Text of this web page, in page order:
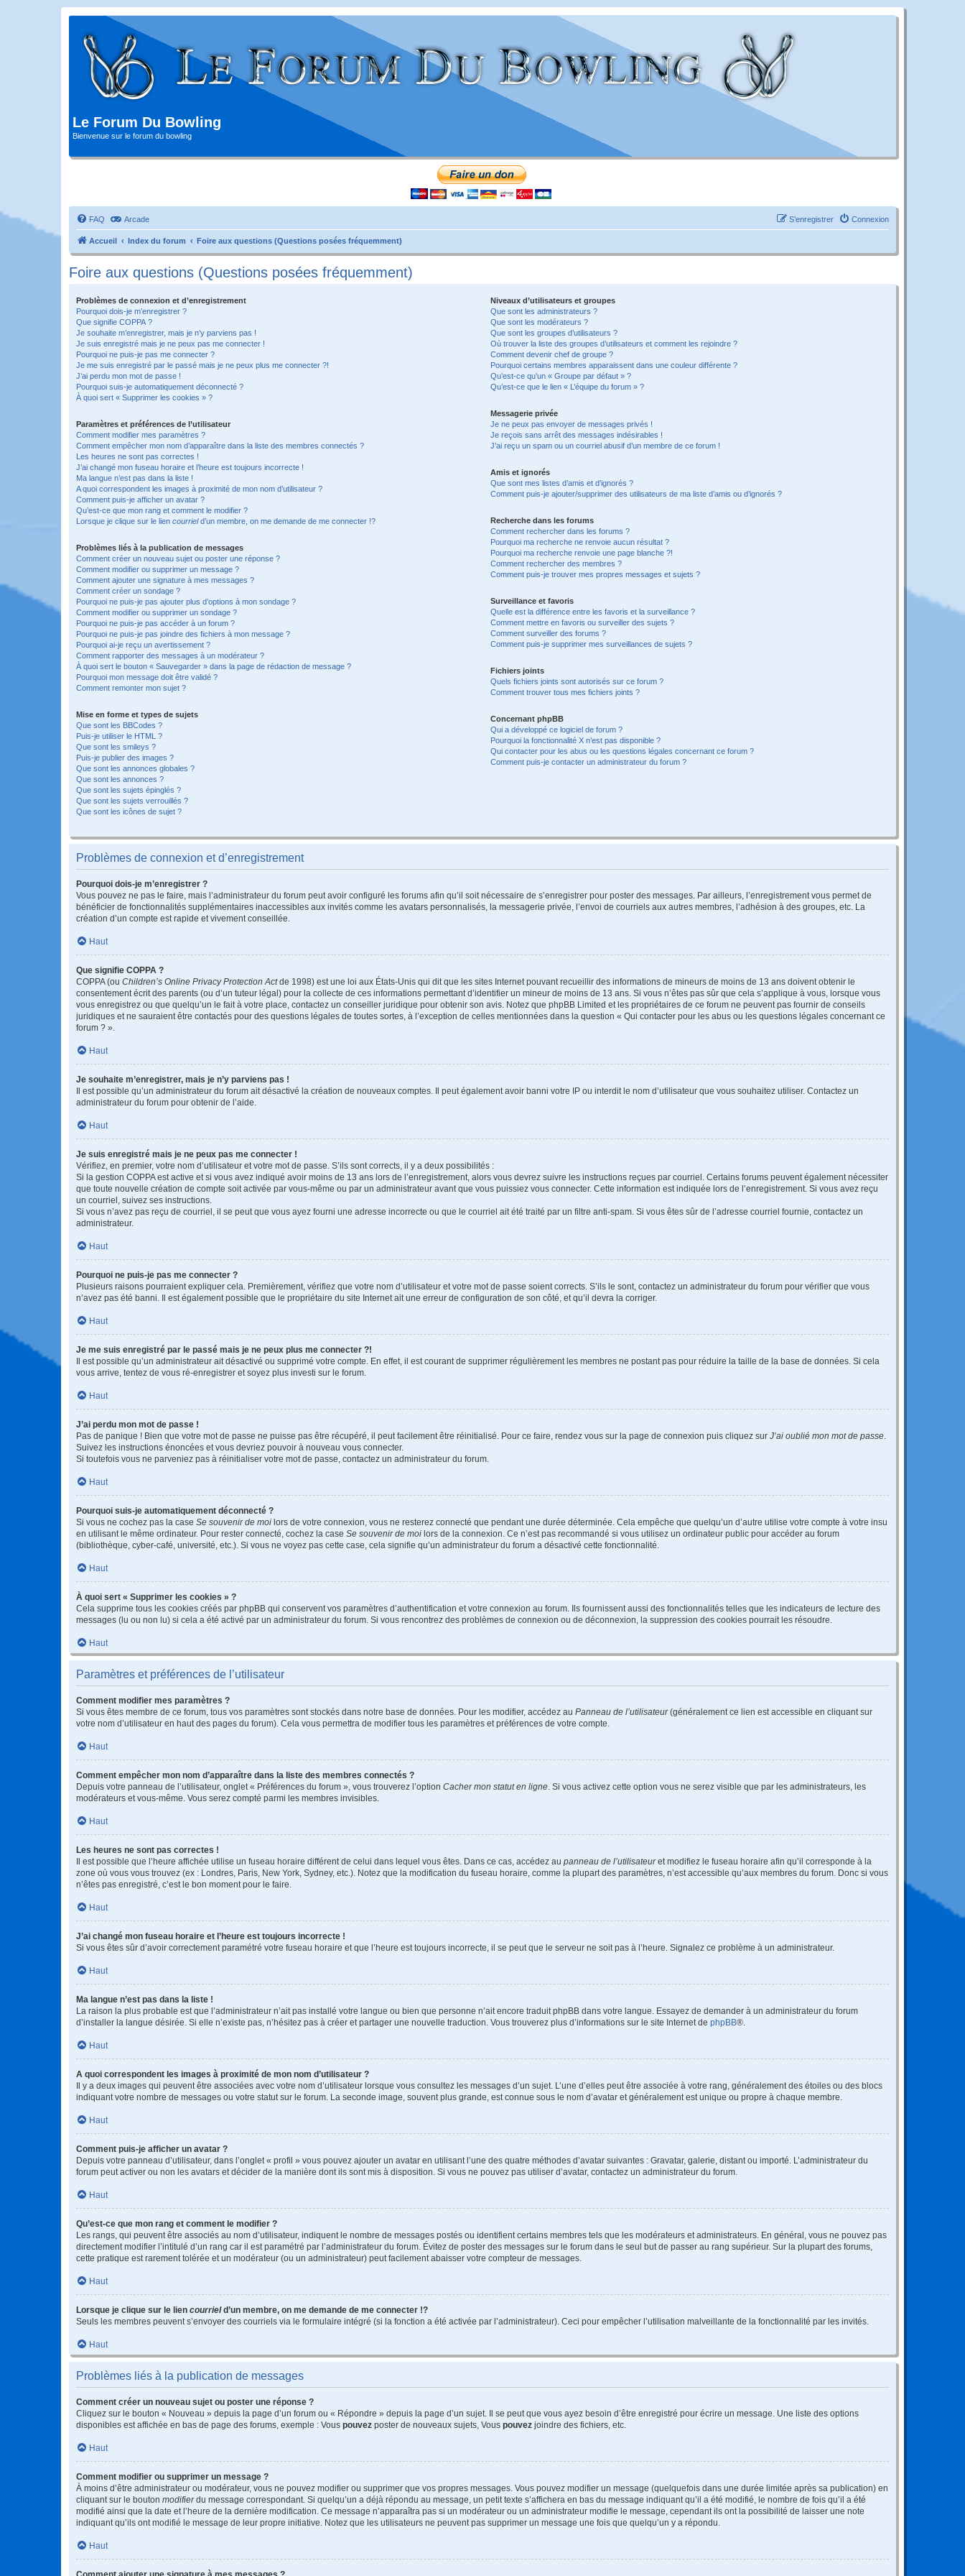
Le Forum Du Bowling
Bienvenue sur le forum du bowling
FAQ Arcade Connexion
S’enregistrer
Accueil Index du forum Foire aux questions (Questions posées fréquemment)
Foire aux questions (Questions posées fréquemment)
Problèmes de connexion et d’enregistrement
Pourquoi dois-je m’enregistrer ?
Que signifie COPPA ?
Je souhaite m’enregistrer, mais je n’y parviens pas !
Je suis enregistré mais je ne peux pas me connecter !
Pourquoi ne puis-je pas me connecter ?
Je me suis enregistré par le passé mais je ne peux plus me connecter ?!
J’ai perdu mon mot de passe !
Pourquoi suis-je automatiquement déconnecté ?
À quoi sert « Supprimer les cookies » ?
Paramètres et préférences de l’utilisateur
Comment modifier mes paramètres ?
Comment empêcher mon nom d’apparaître dans la liste des membres connectés ?
Les heures ne sont pas correctes !
J’ai changé mon fuseau horaire et l’heure est toujours incorrecte !
Ma langue n’est pas dans la liste !
A quoi correspondent les images à proximité de mon nom d’utilisateur ?
Comment puis-je afficher un avatar ?
Qu’est-ce que mon rang et comment le modifier ?
Lorsque je clique sur le lien courrield’un membre, on me demande de me connecter !?
Problèmes liés à la publication de messages
Comment créer un nouveau sujet ou poster une réponse ?
Comment modifier ou supprimer un message ?
Comment ajouter une signature à mes messages ?
Comment créer un sondage ?
Pourquoi ne puis-je pas ajouter plus d’options à mon sondage ?
Comment modifier ou supprimer un sondage ?
Pourquoi ne puis-je pas accéder à un forum ?
Pourquoi ne puis-je pas joindre des fichiers à mon message ?
Pourquoi ai-je reçu un avertissement ?
Comment rapporter des messages à un modérateur ?
À quoi sert le bouton « Sauvegarder » dans la page de rédaction de message ?
Pourquoi mon message doit être validé ?
Comment remonter mon sujet ?
Mise en forme et types de sujets
Que sont les BBCodes ?
Puis-je utiliser le HTML ?
Que sont les smileys ?
Puis-je publier des images ?
Que sont les annonces globales ?
Que sont les annonces ?
Que sont les sujets épinglés ?
Que sont les sujets verrouillés ?
Que sont les icônes de sujet ?
Niveaux d’utilisateurs et groupes
Que sont les administrateurs ?
Que sont les modérateurs ?
Que sont les groupes d’utilisateurs ?
Où trouver la liste des groupes d’utilisateurs et comment les rejoindre ?
Comment devenir chef de groupe ?
Pourquoi certains membres apparaissent dans une couleur différente ?
Qu’est-ce qu’un « Groupe par défaut » ?
Qu’est-ce que le lien « L’équipe du forum » ?
Messagerie privée
Je ne peux pas envoyer de messages privés !
Je reçois sans arrêt des messages indésirables !
J’ai reçu un spam ou un courriel abusif d’un membre de ce forum !
Amis et ignorés
Que sont mes listes d’amis et d’ignorés ?
Comment puis-je ajouter/supprimer des utilisateurs de ma liste d’amis ou d’ignorés ?
Recherche dans les forums
Comment rechercher dans les forums ?
Pourquoi ma recherche ne renvoie aucun résultat ?
Pourquoi ma recherche renvoie une page blanche ?!
Comment rechercher des membres ?
Comment puis-je trouver mes propres messages et sujets ?
Surveillance et favoris
Quelle est la différence entre les favoris et la surveillance ?
Comment mettre en favoris ou surveiller des sujets ?
Comment surveiller des forums ?
Comment puis-je supprimer mes surveillances de sujets ?
Fichiers joints
Quels fichiers joints sont autorisés sur ce forum ?
Comment trouver tous mes fichiers joints ?
Concernant phpBB
Qui a développé ce logiciel de forum ?
Pourquoi la fonctionnalité X n’est pas disponible ?
Qui contacter pour les abus ou les questions légales concernant ce forum ?
Comment puis-je contacter un administrateur du forum ?
Problèmes de connexion et d’enregistrement
Pourquoi dois-je m’enregistrer ?
Vous pouvez ne pas le faire, mais l’administrateur du forum peut avoir configuré les forums afin qu’il soit nécessaire de s’enregistrer pour poster des messages. Par ailleurs, l’enregistrement vous permet de
bénéficier de fonctionnalités supplémentaires inaccessibles aux invités comme les avatars personnalisés, la messagerie privée, l’envoi de courriels aux autres membres, l’adhésion à des groupes, etc. La
création d’un compte est rapide et vivement conseillée.
Haut
Que signifie COPPA ?
COPPA (ou Children’s Online Privacy Protection Actde 1998) est une loi aux États-Unis qui dit que les sites Internet pouvant recueillir des informations de mineurs de moins de 13 ans doivent obtenir le
consentement écrit des parents (ou d’un tuteur légal) pour la collecte de ces informations permettant d’identifier un mineur de moins de 13 ans. Si vous n’êtes pas sûr que cela s’applique à vous, lorsque vous
vous enregistrez ou que quelqu’un le fait à votre place, contactez un conseiller juridique pour obtenir son avis. Notez que phpBB Limited et les propriétaires de ce forum ne peuvent pas fournir de conseils
juridiques et ne sauraient être contactés pour des questions légales de toutes sortes, à l’exception de celles mentionnées dans la question « Qui contacter pour les abus ou les questions légales concernant ce
forum ? ».
Haut
Je souhaite m’enregistrer, mais je n’y parviens pas !
Il est possible qu’un administrateur du forum ait désactivé la création de nouveaux comptes. Il peut également avoir banni votre IP ou interdit le nom d’utilisateur que vous souhaitez utiliser. Contactez un
administrateur du forum pour obtenir de l’aide.
Haut
Je suis enregistré mais je ne peux pas me connecter !
Vérifiez, en premier, votre nom d’utilisateur et votre mot de passe. S’ils sont corrects, il y a deux possibilités :
Si la gestion COPPA est active et si vous avez indiqué avoir moins de 13 ans lors de l’enregistrement, alors vous devrez suivre les instructions reçues par courriel. Certains forums peuvent également nécessiter
que toute nouvelle création de compte soit activée par vous-même ou par un administrateur avant que vous puissiez vous connecter. Cette information est indiquée lors de l’enregistrement. Si vous avez reçu
un courriel, suivez ses instructions.
Si vous n’avez pas reçu de courriel, il se peut que vous ayez fourni une adresse incorrecte ou que le courriel ait été traité par un filtre anti-spam. Si vous êtes sûr de l’adresse courriel fournie, contactez un
administrateur.
Haut
Pourquoi ne puis-je pas me connecter ?
Plusieurs raisons pourraient expliquer cela. Premièrement, vérifiez que votre nom d’utilisateur et votre mot de passe soient corrects. S’ils le sont, contactez un administrateur du forum pour vérifier que vous
n’avez pas été banni. Il est également possible que le propriétaire du site Internet ait une erreur de configuration de son côté, et qu’il devra la corriger.
Haut
Je me suis enregistré par le passé mais je ne peux plus me connecter ?!
Il est possible qu’un administrateur ait désactivé ou supprimé votre compte. En effet, il est courant de supprimer régulièrement les membres ne postant pas pour réduire la taille de la base de données. Si cela
vous arrive, tentez de vous ré-enregistrer et soyez plus investi sur le forum.
Haut
J’ai perdu mon mot de passe !
Pas de panique ! Bien que votre mot de passe ne puisse pas être récupéré, il peut facilement être réinitialisé. Pour ce faire, rendez vous sur la page de connexion puis cliquez sur J’ai oublié mon mot de passe
Suivez les instructions énoncées et vous devriez pouvoir à nouveau vous connecter.
Si toutefois vous ne parveniez pas à réinitialiser votre mot de passe, contactez un administrateur du forum.
Haut
Pourquoi suis-je automatiquement déconnecté ?
Si vous ne cochez pas la case Se souvenir de moi lors de votre connexion, vous ne resterez connecté que pendant une durée déterminée. Cela empêche que quelqu’un d’autre utilise votre compte à votre insu
en utilisant le même ordinateur. Pour rester connecté, cochez la case Se souvenir de moi lors de la connexion. Ce n’est pas recommandé si vous utilisez un ordinateur public pour accéder au forum
(bibliothèque, cyber-café, université, etc.). Si vous ne voyez pas cette case, cela signifie qu’un administrateur du forum a désactivé cette fonctionnalité.
Haut
À quoi sert « Supprimer les cookies » ?
Cela supprime tous les cookies créés par phpBB qui conservent vos paramètres d’authentification et votre connexion au forum. Ils fournissent aussi des fonctionnalités telles que les indicateurs de lecture des
messages (lu ou non lu) si cela a été activé par un administrateur du forum. Si vous rencontrez des problèmes de connexion ou de déconnexion, la suppression des cookies pourrait les résoudre.
Haut
Paramètres et préférences de l’utilisateur
Comment modifier mes paramètres ?
Si vous êtes membre de ce forum, tous vos paramètres sont stockés dans notre base de données. Pour les modifier, accédez au Panneau de l’utilisateur(généralement ce lien est accessible en cliquant sur
votre nom d’utilisateur en haut des pages du forum). Cela vous permettra de modifier tous les paramètres et préférences de votre compte.
Haut
Comment empêcher mon nom d’apparaître dans la liste des membres connectés ?
Depuis votre panneau de l’utilisateur, onglet « Préférences du forum », vous trouverez l’option Cacher mon statut en ligne . Si vous activez cette option vous ne serez visible que par les administrateurs, les
modérateurs et vous-même. Vous serez compté parmi les membres invisibles.
Haut
Les heures ne sont pas correctes !
Il est possible que l’heure affichée utilise un fuseau horaire différent de celui dans lequel vous êtes. Dans ce cas, accédez au panneau de l’utilisateuret modifiez le fuseau horaire afin qu’il corresponde à la
zone où vous vous trouvez (ex : Londres, Paris, New York, Sydney, etc.). Notez que la modification du fuseau horaire, comme la plupart des paramètres, n’est accessible qu’aux membres du forum. Donc si vous
n’êtes pas enregistré, c’est le bon moment pour le faire.
Haut
J’ai changé mon fuseau horaire et l’heure est toujours incorrecte !
Si vous êtes sûr d’avoir correctement paramétré votre fuseau horaire et que l’heure est toujours incorrecte, il se peut que le serveur ne soit pas à l’heure. Signalez ce problème à un administrateur.
Haut
Ma langue n’est pas dans la liste !
La raison la plus probable est que l’administrateur n’ait pas installé votre langue ou bien que personne n’ait encore traduit phpBB dans votre langue. Essayez de demander à un administrateur du forum
d’installer la langue désirée. Si elle n’existe pas, n’hésitez pas à créer et partager une nouvelle traduction. Vous trouverez plus d’informations sur le site Internet de phpBB®.
Haut
A quoi correspondent les images à proximité de mon nom d’utilisateur ?
Il y a deux images qui peuvent être associées avec votre nom d’utilisateur lorsque vous consultez les messages d’un sujet. L’une d’elles peut être associée à votre rang, généralement des étoiles ou des blocs
indiquant votre nombre de messages ou votre statut sur le forum. La seconde image, souvent plus grande, est connue sous le nom d’avatar et généralement est unique ou propre à chaque membre.
Haut
Comment puis-je afficher un avatar ?
Depuis votre panneau d’utilisateur, dans l’onglet « profil » vous pouvez ajouter un avatar en utilisant l’une des quatre méthodes d’avatar suivantes : Gravatar, galerie, distant ou importé. L’administrateur du
forum peut activer ou non les avatars et décider de la manière dont ils sont mis à disposition. Si vous ne pouvez pas utiliser d’avatar, contactez un administrateur du forum.
Haut
Qu’est-ce que mon rang et comment le modifier ?
Les rangs, qui peuvent être associés au nom d’utilisateur, indiquent le nombre de messages postés ou identifient certains membres tels que les modérateurs et administrateurs. En général, vous ne pouvez pas
directement modifier l’intitulé d’un rang car il est paramétré par l’administrateur du forum. Évitez de poster des messages sur le forum dans le seul but de passer au rang supérieur. Sur la plupart des forums,
cette pratique est rarement tolérée et un modérateur (ou un administrateur) peut facilement abaisser votre compteur de messages.
Haut
Lorsque je clique sur le lien courrield’un membre, on me demande de me connecter !?
Seuls les membres peuvent s’envoyer des courriels via le formulaire intégré (si la fonction a été activée par l’administrateur). Ceci pour empêcher l’utilisation malveillante de la fonctionnalité par les invités.
Haut
Problèmes liés à la publication de messages
Comment créer un nouveau sujet ou poster une réponse ?
Cliquez sur le bouton « Nouveau » depuis la page d’un forum ou « Répondre » depuis la page d’un sujet. Il se peut que vous ayez besoin d’être enregistré pour écrire un message. Une liste des options
disponibles est affichée en bas de page des forums, exemple : Vous pouvez poster de nouveaux sujets, Vous pouvez joindre des fichiers, etc.
Haut
Comment modifier ou supprimer un message ?
À moins d’être administrateur ou modérateur, vous ne pouvez modifier ou supprimer que vos propres messages. Vous pouvez modifier un message (quelquefois dans une durée limitée après sa publication) en
cliquant sur le bouton modifierdu message correspondant. Si quelqu’un a déjà répondu au message, un petit texte s’affichera en bas du message indiquant qu’il a été modifié, le nombre de fois qu’il a été
modifié ainsi que la date et l’heure de la dernière modification. Ce message n’apparaîtra pas si un modérateur ou un administrateur modifie le message, cependant ils ont la possibilité de laisser une note
indiquant qu’ils ont modifié le message de leur propre initiative. Notez que les utilisateurs ne peuvent pas supprimer un message une fois que quelqu’un y a répondu.
Haut